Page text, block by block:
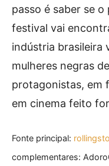
passo é saber se
festival vai
indústria brasileira
mulheres negras
protagonistas, em
em cinema feito
Fonte principal:
complementares: